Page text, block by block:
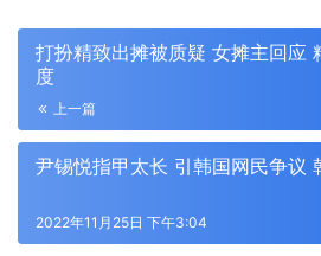
打扮精致出摊被质疑 女摊主回应
度
上一篇
尹锡悦指甲太长 引韩国网民争议
2022年11月25日 下午3:04